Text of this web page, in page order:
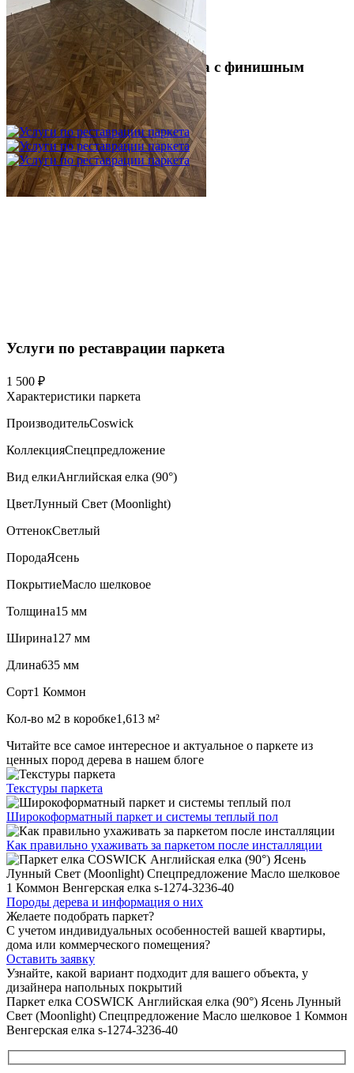
Укладка модульного паркета с финишным
покрытием на фанеру
3 600 ₽
Услуги по реставрации паркета
1 500 ₽
Характеристики паркета
ПроизводительCoswick
КоллекцияСпецпредложение
Вид елкиАнглийская елка (90°)
ЦветЛунный Свет (Moonlight)
ОттенокСветлый
ПородаЯсень
ПокрытиеМасло шелковое
Толщина15 мм
Ширина127 мм
Длина635 мм
Сорт1 Коммон
Кол-во м2 в коробке1,613 м²
Читайте все самое интересное и актуальное о паркете из
ценных пород дерева в нашем блоге
Текстуры паркета
Широкоформатный паркет и системы теплый пол
Как правильно ухаживать за паркетом после инсталляции
Породы дерева и информация о них
Желаете подобрать паркет?
С учетом индивидуальных особенностей вашей квартиры,
дома или коммерческого помещения?
Оставить заявку
Узнайте, какой вариант подходит для вашего объекта, у
дизайнера напольных покрытий
Паркет елка COSWICK Английская елка (90°) Ясень Лунный
Свет (Moonlight) Спецпредложение Масло шелковое 1 Коммон
Венгерская елка s-1274-3236-40